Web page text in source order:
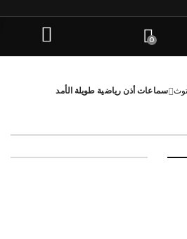
0
سماعات أذن رياضية طويلة الأمد